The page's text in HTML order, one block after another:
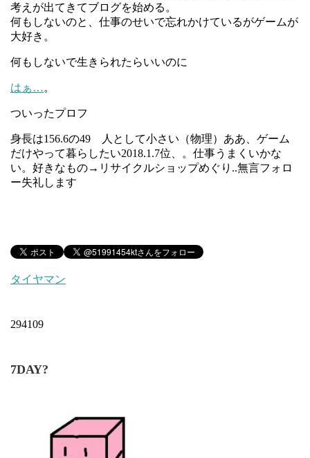
考えが出てきてブログを始める。
何もしないのと、仕事のせいで忘れかけているがゲームが
大好き。
何もしないで生きられたらいいのに
はぁ…。
ついったプロフ
身長は156.6の49 人として小さい（物理）ああ、ゲーム
だけやって暮らしたい2018.1.7位、。仕事うまくいかな
い。好きなもの→リサイクルショップめぐり..無言フォロ
ー失礼します
タイヤマン
294109
7DAY?